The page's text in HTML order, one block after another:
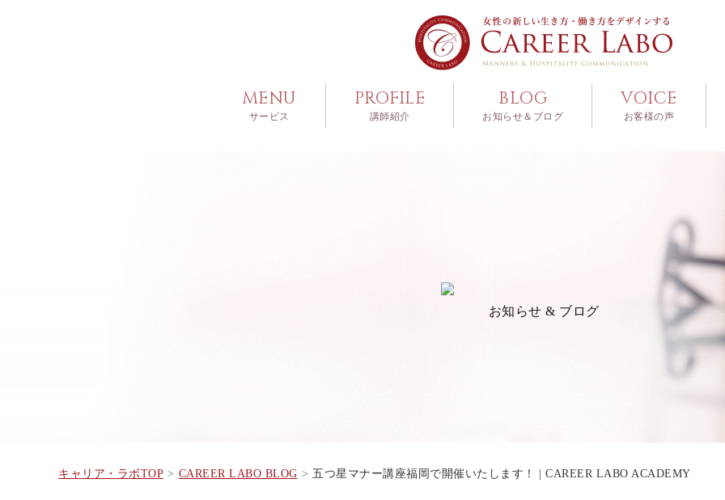
MENU
サービス
PROFILE
講師紹介
BLOG
お知らせ＆ブログ
VOICE
お客様の声
お知らせ & ブログ
キャリア・ラボTOP CAREER LABO BLOG 五つ星マナー講座福岡で開催いたします！ | CAREER LABO ACADEMY